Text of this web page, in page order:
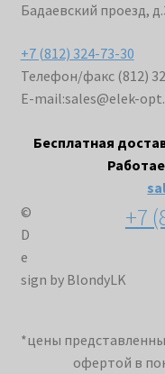
Бадаевский проезд,
+7 (812) 324-73-30
Телефон/факс (812)
E-mail:sales@elek-
Бесплатная
+7
©
D
e
sign by BlondyLK
*цены
офертой в